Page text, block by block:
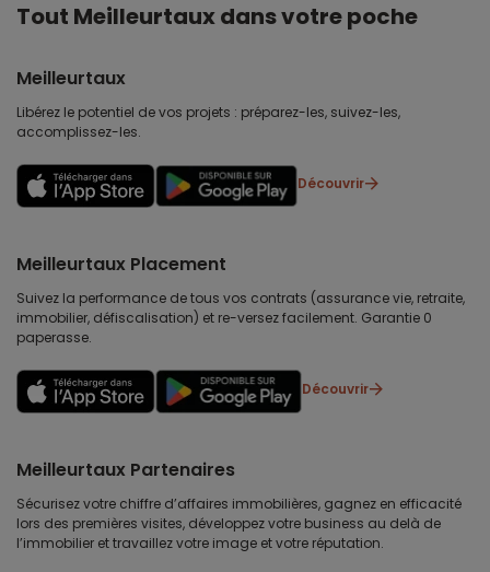
Tout Meilleurtaux dans votre poche
Meilleurtaux
Libérez le potentiel de vos projets : préparez-les, suivez-les,
accomplissez-les.
Découvrir
Meilleurtaux Placement
Suivez la performance de tous vos contrats (assurance vie, retraite,
immobilier, défiscalisation) et re-versez facilement. Garantie 0
paperasse.
Découvrir
Meilleurtaux Partenaires
Sécurisez votre chiffre d’affaires immobilières, gagnez en efficacité
lors des premières visites, développez votre business au delà de
l’immobilier et travaillez votre image et votre réputation.